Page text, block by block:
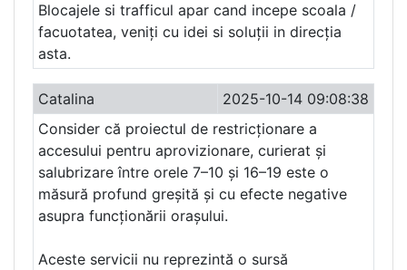
Blocajele si trafficul apar cand incepe scoala /
facuotatea, veniți cu idei si soluții in direcția
asta.
Catalina
2025-10-14 09:08:38
Consider că proiectul de restricționare a
accesului pentru aprovizionare, curierat și
salubrizare între orele 7–10 și 16–19 este o
măsură profund greșită și cu efecte negative
asupra funcționării orașului.
Aceste servicii nu reprezintă o sursă